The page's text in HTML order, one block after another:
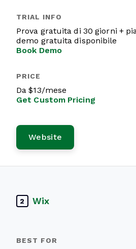
Prova gratuita di 30 giorni +
demo gratuita disponibile
Book Demo
Da $13/mese
Get Custom Pricing
Website
2 Wix